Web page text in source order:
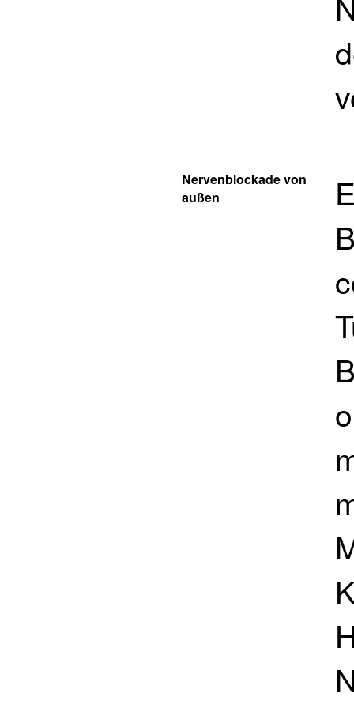
Nervenblockade von
außen